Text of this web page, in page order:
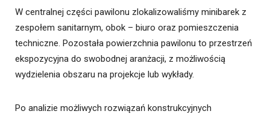
W centralnej części pawilonu zlokalizowaliśmy minibarek z
zespołem sanitarnym, obok – biuro oraz pomieszczenia
techniczne. Pozostała powierzchnia pawilonu to przestrzeń
ekspozycyjna do swobodnej aranżacji, z możliwością
wydzielenia obszaru na projekcje lub wykłady.
Po analizie możliwych rozwiązań konstrukcyjnych